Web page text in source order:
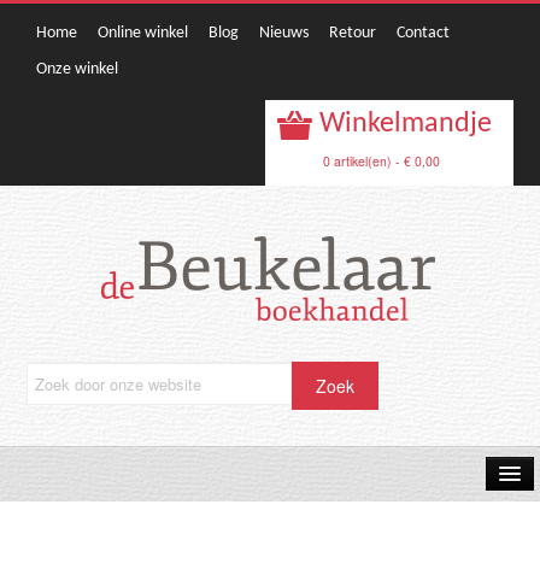
Home Online winkel Blog Nieuws Retour
Contact
Onze winkel
Winkelmandje
0 artikel(en) - € 0,00